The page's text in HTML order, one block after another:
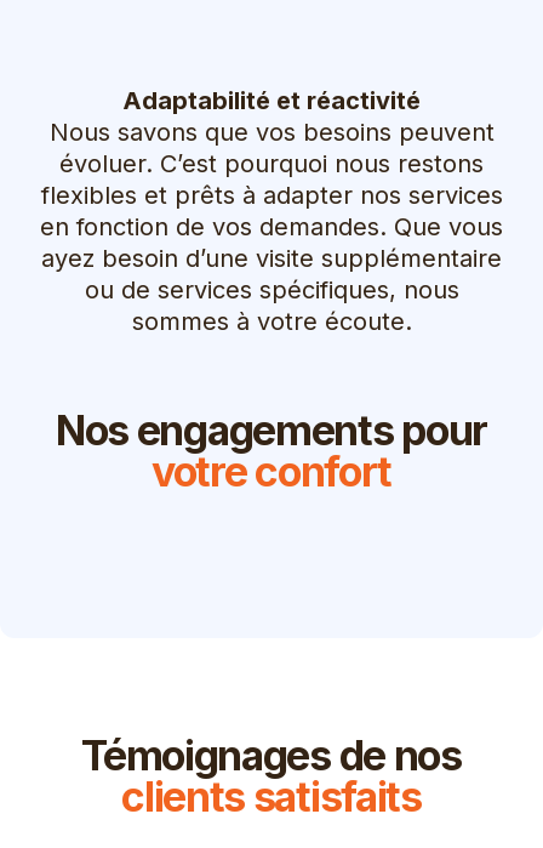
Adaptabilité et réactivité
Nous savons que vos besoins peuvent
évoluer. C’est pourquoi nous restons
flexibles et prêts à adapter nos services
en fonction de vos demandes. Que vous
ayez besoin d’une visite supplémentaire
ou de services spécifiques, nous
sommes à votre écoute.
Nos engagements pour
votre confort
Témoignages de nos
clients satisfaits